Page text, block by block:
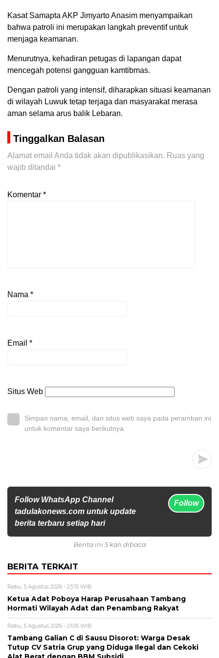
Kasat Samapta AKP Jimyarto Anasim menyampaikan
bahwa patroli ini merupakan langkah preventif untuk
menjaga keamanan.
Menurutnya, kehadiran petugas di lapangan dapat
mencegah potensi gangguan kamtibmas.
Dengan patroli yang intensif, diharapkan situasi keamanan
di wilayah Luwuk tetap terjaga dan masyarakat merasa
aman selama arus balik Lebaran.
Tinggalkan Balasan
Alamat email Anda tidak akan dipublikasikan. Ruas yang
wajib ditandai *
Komentar *
Nama *
Email *
Situs Web
Simpan nama, email, dan situs web saya pada peramban ini
untuk komentar saya berikutnya.
Follow WhatsApp Channel
tadulakonews.com untuk update
berita terbaru setiap hari
Follow
Berita ini 5 kali dibaca
BERITA TERKAIT
Rabu, 5 Agustus 2026 - 23:15 WIB
Ketua Adat Poboya Harap Perusahaan Tambang
Hormati Wilayah Adat dan Penambang Rakyat
Rabu, 5 Agustus 2026 - 21:05 WIB
Tambang Galian C di Sausu Disorot: Warga Desak
Tutup CV Satria Grup yang Diduga Ilegal dan Cekoki